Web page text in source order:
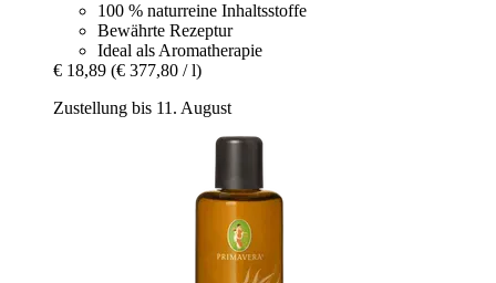
100 % naturreine Inhaltsstoffe
Bewährte Rezeptur
Ideal als Aromatherapie
€ 18,89 (€ 377,80 / l)
Zustellung bis 11. August